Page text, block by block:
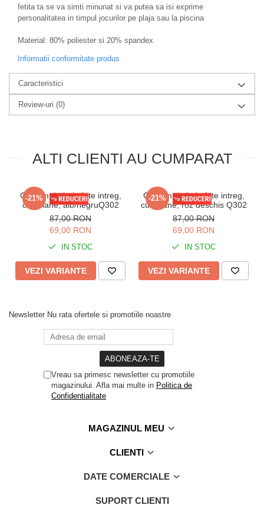
fetita ta se va simti minunat si va putea sa isi exprime
personalitatea in timpul jocurilor pe plaja sau la piscina
Material: 80% poliester si 20% spandex
Informatii conformitate produs
Caracteristici
Review-uri (0)
ALTI CLIENTI AU CUMPARAT
-21%
Costum de baie fete intreg,
cu volane, alb/negruQ302
87,00 RON
69,00 RON
IN STOC
VEZI VARIANTE
-21%
Costum de baie fete intreg,
cu volane, roz deschis Q302
87,00 RON
69,00 RON
IN STOC
VEZI VARIANTE
Newsletter Nu rata ofertele si promotiile noastre
Vreau sa primesc newsletter cu promotiile
magazinului. Afla mai multe in Politica de
Confidentialitate
MAGAZINUL MEU
CLIENTI
DATE COMERCIALE
SUPORT CLIENTI